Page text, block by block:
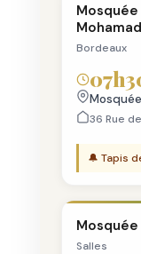
Mosquée
Bordeaux
36 Rue
🔔 Tapis
Salles